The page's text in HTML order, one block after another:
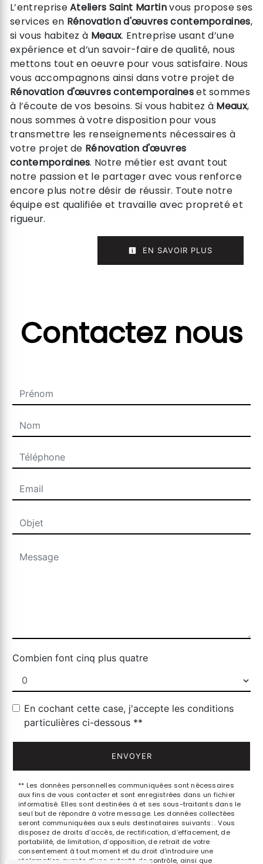
L’entrepriseAteliers Saint Martinvous propose ses
services en Rénovation d'œuvres contemporaines,
si vous habitez à Meaux. Entreprise usant d’une
expérience et d’un savoir-faire de qualité, nous
mettons tout en oeuvre pour vous satisfaire. Nous
vous accompagnons ainsi dans votre projet de
Rénovation d'œuvres contemporaineset sommes
à l’écoute de vos besoins. Si vous habitez à Meaux,
nous sommes à votre disposition pour vous
transmettre les renseignements nécessaires à
votre projet de Rénovation d'œuvres
contemporaines. Notre métier est avant tout
notre passion et le partager avec vous renforce
encore plus notre désir de réussir. Toute notre
équipe est qualifiée et travaille avec propreté et
rigueur.
EN SAVOIR PLUS
Contactez nous
Combien font cinq plus quatre
En cochant cette case, j'accepte les conditions
particulières ci-dessous **
ENVOYER
** Les données personnelles communiquées sont nécessaires
aux fins de vous contacter et sont enregistrées dans un fichier
informatisé. Elles sont destinées à et ses sous-traitants dans le
seul but de répondre à votre message. Les données collectées
seront communiquées aux seuls destinataires suivants: . Vous
disposez de droits d’accès, de rectification, d’effacement, de
portabilité, de limitation, d’opposition, de retrait de votre
consentement à tout moment et du droit d’introduire une
réclamation auprès d’une autorité de contrôle, ainsi que